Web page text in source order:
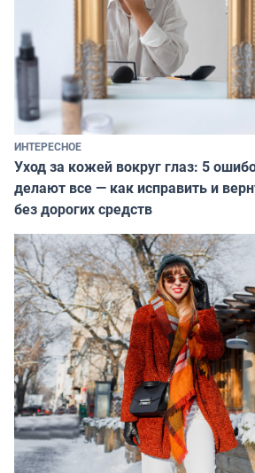
ИНТЕРЕСНОЕ
Уход за кожей вокруг глаз: 5
делают все — как исправить и
без дорогих средств